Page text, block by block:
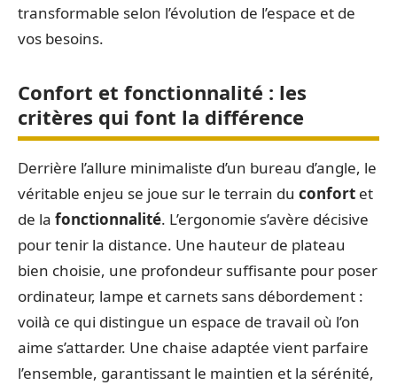
transformable selon l’évolution de l’espace et de
vos besoins.
Confort et fonctionnalité : les
critères qui font la différence
Derrière l’allure minimaliste d’un bureau d’angle, le
véritable enjeu se joue sur le terrain du confort et
de la fonctionnalité. L’ergonomie s’avère décisive
pour tenir la distance. Une hauteur de plateau
bien choisie, une profondeur suffisante pour poser
ordinateur, lampe et carnets sans débordement :
voilà ce qui distingue un espace de travail où l’on
aime s’attarder. Une chaise adaptée vient parfaire
l’ensemble, garantissant le maintien et la sérénité,